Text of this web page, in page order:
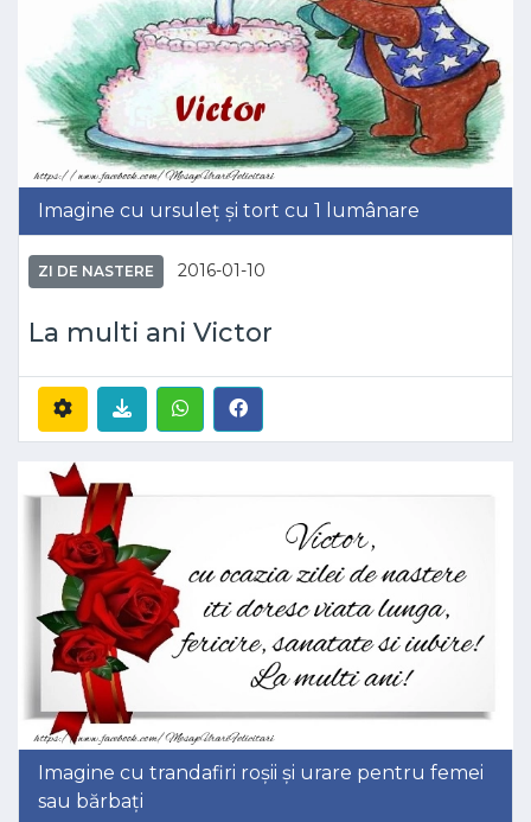
Imagine cu ursuleț și tort cu 1 lumânare
ZI DE NASTERE 2016-01-10
La multi ani Victor
Imagine cu trandafiri roșii și urare pentru femei
sau bărbați